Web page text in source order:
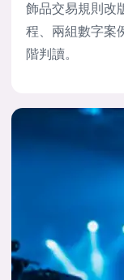
飾品交易規則改
程、兩組數字案
階判讀。